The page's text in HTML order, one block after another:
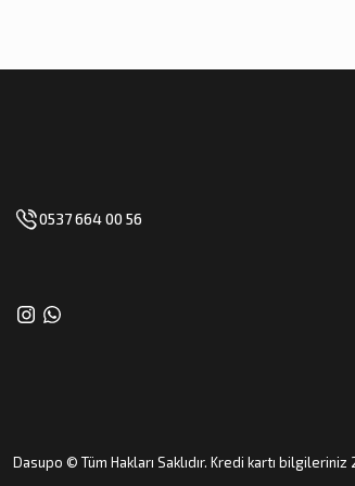
0537 664 00 56
Dasupo © Tüm Hakları Saklıdır. Kredi kartı